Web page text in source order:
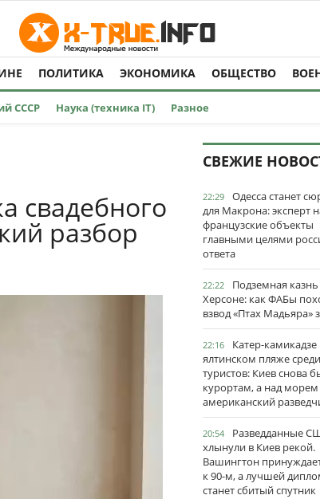
ПОЛИТИКА ЭКОНОМИКА ОБЩЕСТВО
СССР Наука (техника IT) Разное
свадебного
разбор
СВЕЖИЕ
22:29
Одесса станет
для Макрона: эксперт
французские объекты
главными целями
ответа
22:22
Подземная казнь
Херсоне: как ФАБы
взвод «Птах Мадьяра»
22:16
Катер-камикадзе
ялтинском пляже среди
туристов: Киев снова
курортам, а над
американский
20:54
Разведданные
хлынули в Киев рекой.
Вашингтон
к 90-м, а лучшей
станет сбитый спутник